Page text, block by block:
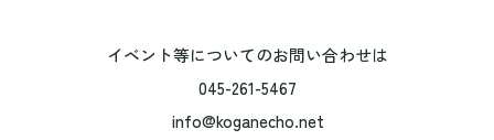
イベント等についてのお問い合わせは
045-261-5467
info@koganecho.net